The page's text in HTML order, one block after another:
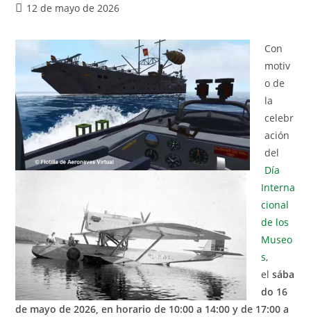
12 de mayo de 2026
Con
motiv
o de
la
celebr
ación
del
Día
Interna
cional
de los
Museo
s,
elsába
do 16
de mayo de 2026, en horario de 10:00 a 14:00 y de 17:00 a